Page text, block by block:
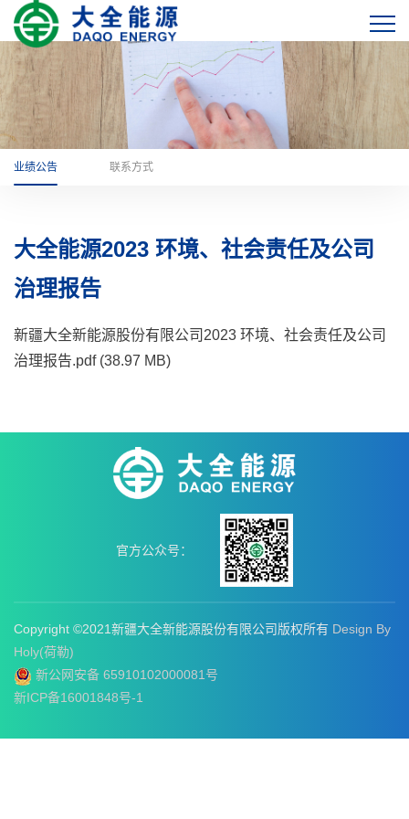
业绩公告 联系方式
大全能源2023 环境、社会责任及公司
治理报告
新疆大全新能源股份有限公司2023 环境、社会责任及公司
治理报告.pdf (38.97 MB)
官方公众号：
Copyright ©2021新疆大全新能源股份有限公司版权所有 Design By
Holy(荷勒)
新公网安备 65910102000081号
新ICP备16001848号-1